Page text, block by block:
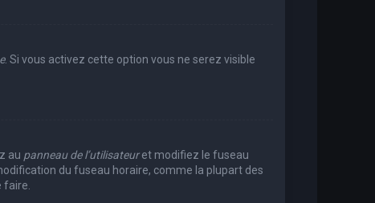
. Si vous activez cette option vous ne serez visible
au panneau de l’utilisateuret modifiez le fuseau
du fuseau horaire, comme la plupart des
faire.